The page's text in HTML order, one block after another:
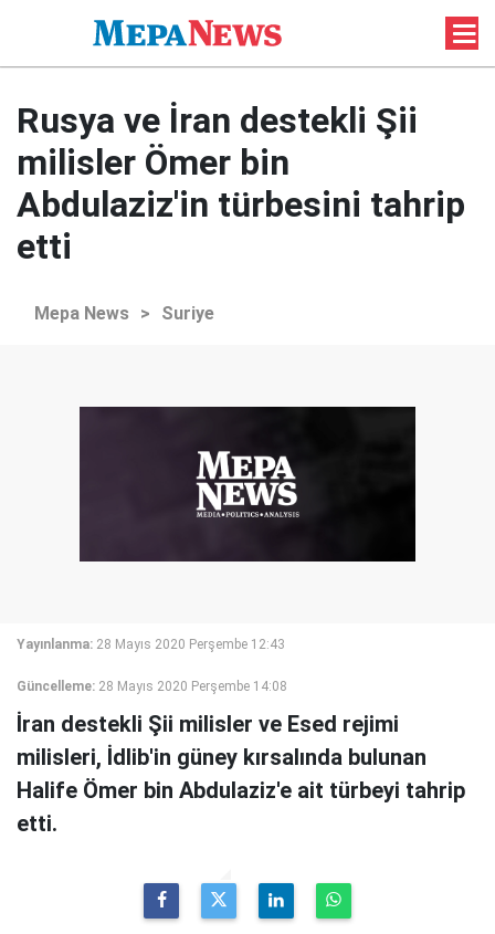
Rusya ve İran destekli Şii
milisler Ömer bin
Abdulaziz'in türbesini tahrip
etti
Mepa News > Suriye
Yayınlanma: 28 Mayıs 2020 Perşembe 12:43
Güncelleme: 28 Mayıs 2020 Perşembe 14:08
İran destekli Şii milisler ve Esed rejimi
milisleri, İdlib'in güney kırsalında bulunan
Halife Ömer bin Abdulaziz'e ait türbeyi tahrip
etti.